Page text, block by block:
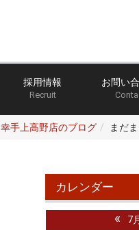
採用情報
Recruit
お問い
幸手上高野店のブログ まだ
カレンダー
« 7